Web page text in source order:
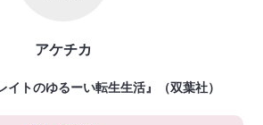
アケチカ
イトのゆるーい転生生活』（双葉社）